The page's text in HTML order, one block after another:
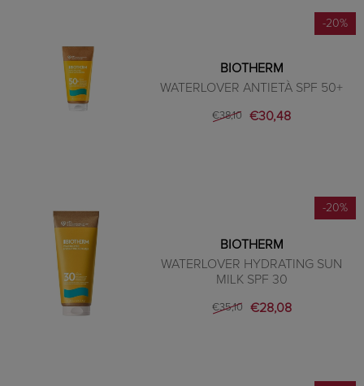
-20%
BIOTHERM
WATERLOVER ANTIETÀ SPF 50+
€38,10 €30,48
-20%
BIOTHERM
WATERLOVER HYDRATING SUN
MILK SPF 30
€35,10 €28,08